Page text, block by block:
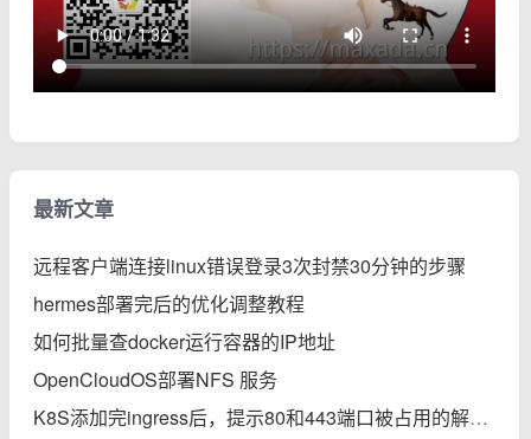
最新文章
远程客户端连接linux错误登录3次封禁30分钟的步骤
hermes部署完后的优化调整教程
如何批量查docker运行容器的IP地址
OpenCloudOS部署NFS 服务
K8S添加完ingress后，提示80和443端口被占用的解决办法